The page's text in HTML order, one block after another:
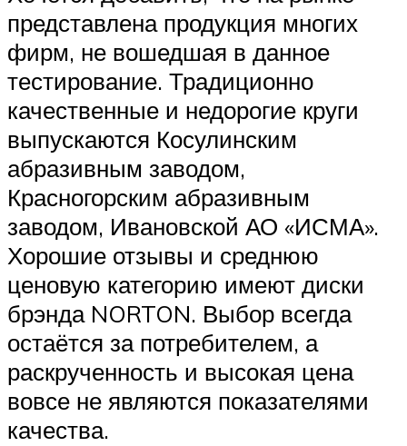
представлена продукция многих
фирм, не вошедшая в данное
тестирование. Традиционно
качественные и недорогие круги
выпускаются Косулинским
абразивным заводом,
Красногорским абразивным
заводом, Ивановской АО «ИСМА».
Хорошие отзывы и среднюю
ценовую категорию имеют диски
брэнда NORTON. Выбор всегда
остаётся за потребителем, а
раскрученность и высокая цена
вовсе не являются показателями
качества.